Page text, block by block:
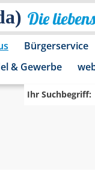
Die
Bürgerservice
& Gewerbe
Ihr Suchbegriff: